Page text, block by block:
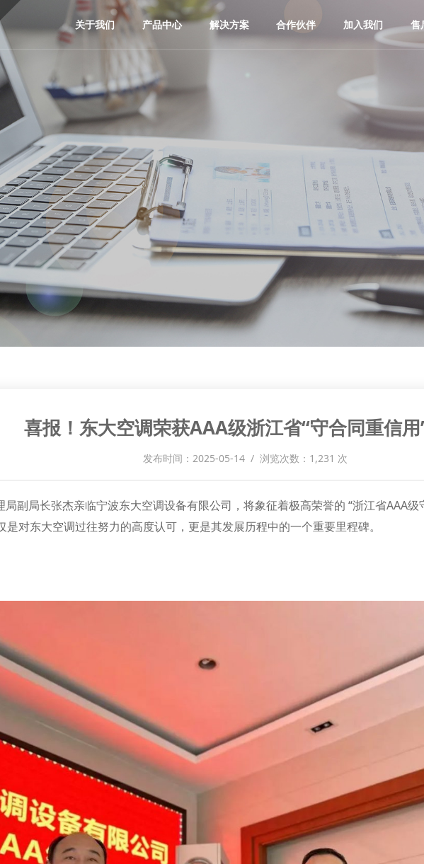
关于我们 产品中心 解决方案 合作伙伴 加入我们 售
喜报！东大空调荣获AAA级浙江省“守合同重信
发布时间：2025-05-14 / 浏览次数：1,231 次
副局长张杰亲临宁波东大空调设备有限公司，将象征着极高荣誉的 “浙江省AAA
对东大空调过往努力的高度认可，更是其发展历程中的一个重要里程碑。